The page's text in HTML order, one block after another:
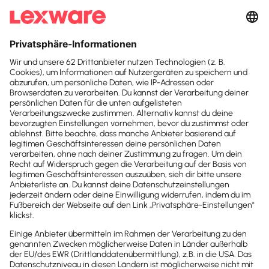
Suchfeld
Suchen
Smooth Operator:
Datenübernahme in
die Kanzlei-Software
Wir haben uns für Sie um das wichtigste Thema